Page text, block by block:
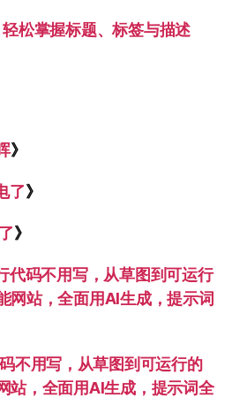
松掌握标题、标签与描述
》
了》
》
代码不用写，从草图到可运行
网站，全面用AI生成，提示词
不用写，从草图到可运行的
站，全面用AI生成，提示词全